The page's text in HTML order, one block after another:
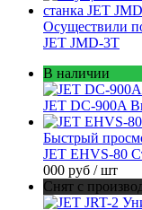
Осуществили
JET JMD-3T
В наличии
JET DC-900A
Быстрый
JET EHVS-80
000 руб / шт
Снят с